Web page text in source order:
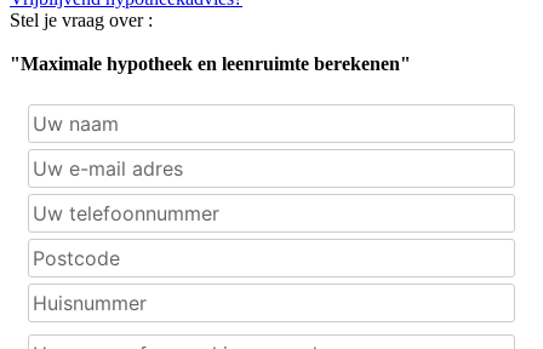
Stel je vraag over :
"Maximale hypotheek en leenruimte berekenen"